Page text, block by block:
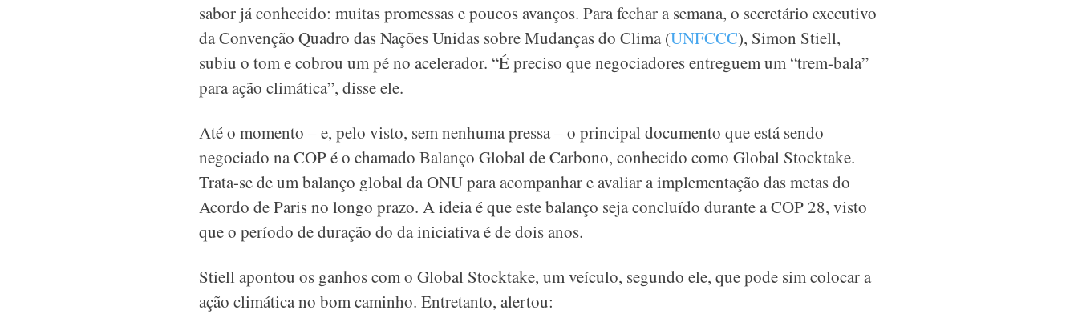
sabor já conhecido: muitas promessas e poucos avanços. Para fechar a semana, o secretário executivo
da Convenção Quadro das Nações Unidas sobre Mudanças do Clima (UNFCCC), Simon Stiell,
subiu o tom e cobrou um pé no acelerador. “É preciso que negociadores entreguem um “trem-bala”
para ação climática”, disse ele.
Até o momento – e, pelo visto, sem nenhuma pressa – o principal documento que está sendo
negociado na COP é o chamado Balanço Global de Carbono, conhecido como Global Stocktake.
Trata-se de um balanço global da ONU para acompanhar e avaliar a implementação das metas do
Acordo de Paris no longo prazo. A ideia é que este balanço seja concluído durante a COP 28, visto
que o período de duração do da iniciativa é de dois anos.
Stiell apontou os ganhos com o Global Stocktake, um veículo, segundo ele, que pode sim colocar a
ação climática no bom caminho. Entretanto, alertou: